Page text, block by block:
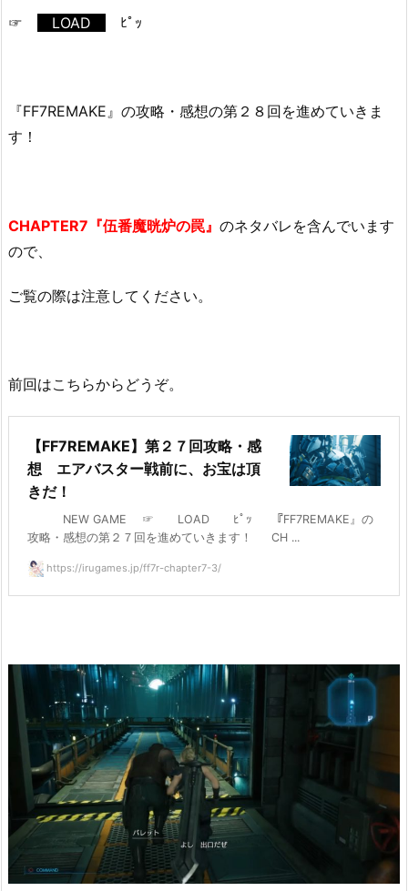
☞ LOAD ﾋﾟｯ
『FF7REMAKE』の攻略・感想の第２８回を進めていきま
す！
CHAPTER7『伍番魔晄炉の罠』 のネタバレを含んでいます
ので、
ご覧の際は注意してください。
前回はこちらからどうぞ。
【FF7REMAKE】第２７回攻略・感
想 エアバスター戦前に、お宝は頂
きだ！
NEW GAME ☞ LOAD ﾋﾟｯ 『FF7REMAKE』の
攻略・感想の第２７回を進めていきます！ CH ...
https://irugames.jp/ff7r-chapter7-3/